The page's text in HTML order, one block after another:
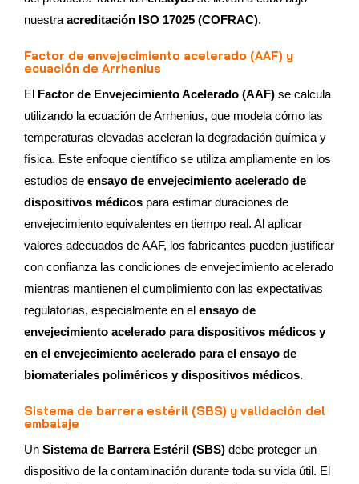
nuestra acreditación ISO 17025 (COFRAC).
Factor de envejecimiento acelerado (AAF) y
ecuación de Arrhenius
El Factor de Envejecimiento Acelerado (AAF) se calcula
utilizando la ecuación de Arrhenius, que modela cómo las
temperaturas elevadas aceleran la degradación química y
física. Este enfoque científico se utiliza ampliamente en los
estudios de ensayo de envejecimiento acelerado de
dispositivos médicos para estimar duraciones de
envejecimiento equivalentes en tiempo real. Al aplicar
valores adecuados de AAF, los fabricantes pueden justificar
con confianza las condiciones de envejecimiento acelerado
mientras mantienen el cumplimiento con las expectativas
regulatorias, especialmente en el ensayo de
envejecimiento acelerado para dispositivos médicos y
en el envejecimiento acelerado para el ensayo de
biomateriales poliméricos y dispositivos médicos.
Sistema de barrera estéril (SBS) y validación del
embalaje
Un Sistema de Barrera Estéril (SBS) debe proteger un
dispositivo de la contaminación durante toda su vida útil. El